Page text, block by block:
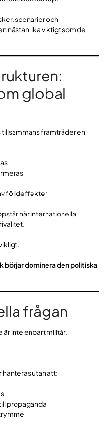
scenarier och
nästan lika viktigt som de
global
tillsammans framträder en
följdeffekter
när internationella
börjar dominera den politiska
frågan
är inte enbart militär.
utan att:
propaganda